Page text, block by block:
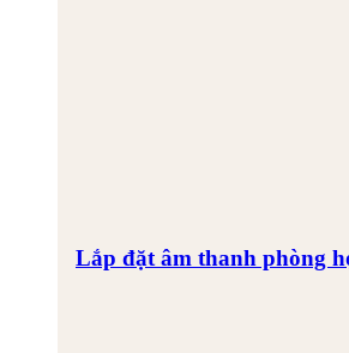
Lắp đặt âm thanh phòng